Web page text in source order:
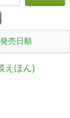
発売日順
えほん)